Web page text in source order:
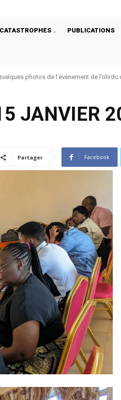
CATASTROPHES PUBLICATIONS
photos de l’évènement de l’ohrdc
Quelques photos de l’évènement de
JANVIER
Partager Facebook